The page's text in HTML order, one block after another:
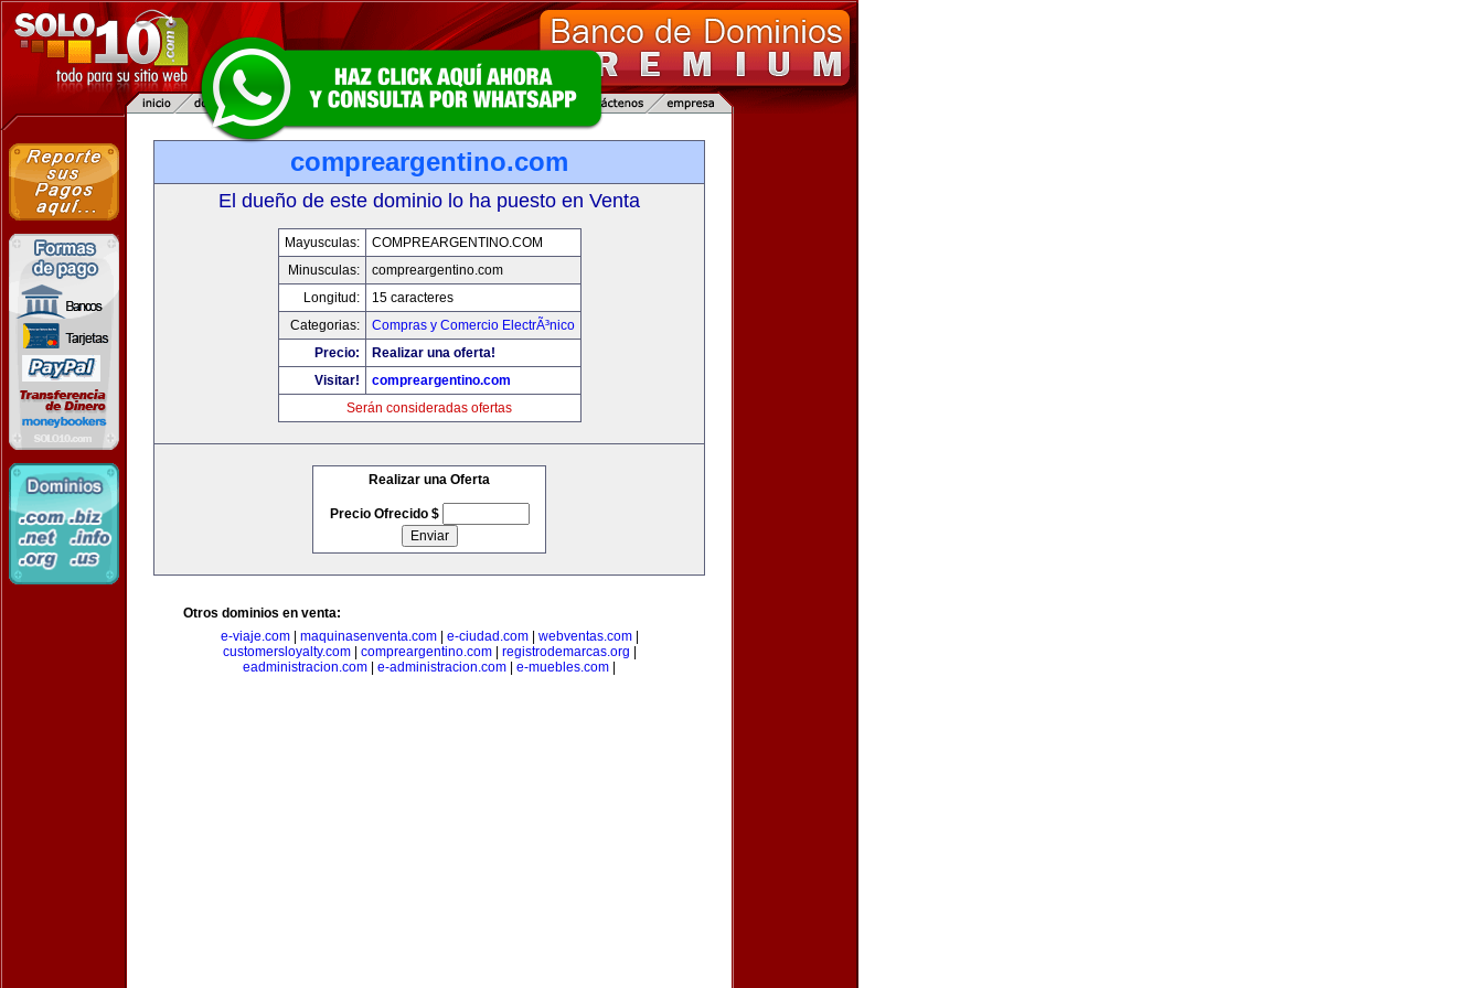
compreargentino.com
El dueño de este dominio lo ha puesto en Venta
Mayusculas:
COMPREARGENTINO.COM
Minusculas:
compreargentino.com
Longitud:
15 caracteres
Categorias:
Compras y Comercio ElectrÃ³nico
Precio:
Realizar una oferta!
Visitar!
compreargentino.com
Serán consideradas ofertas
Realizar una Oferta
Precio Ofrecido $
Otros dominios en venta:
e-viaje.com| maquinasenventa.com| e-ciudad.com| webventas.com|
customersloyalty.com| compreargentino.com| registrodemarcas.org
eadministracion.com
e-administracion.com e-muebles.com